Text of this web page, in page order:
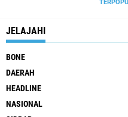
JELAJAHI
BONE
DAERAH
HEADLINE
NASIONAL